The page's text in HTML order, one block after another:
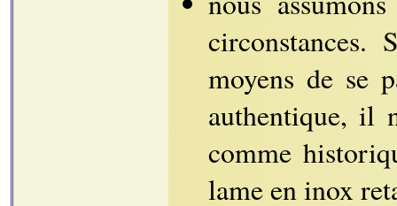
moyens de se
authentique, il
comme
lame en inox